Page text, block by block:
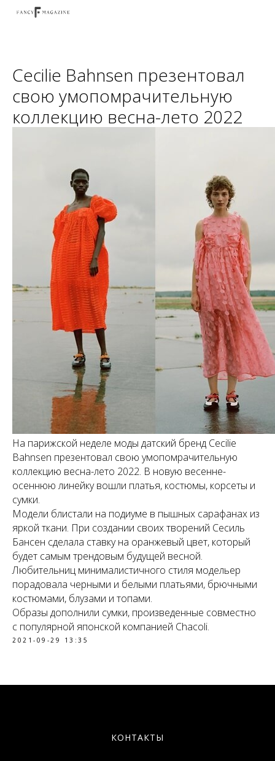
Cecilie Bahnsen презентовал
свою умопомрачительную
коллекцию весна-лето 2022
На парижской неделе моды датский бренд Cecilie
Bahnsen презентовал свою умопомрачительную
коллекцию весна-лето 2022. В новую весенне-
осеннюю линейку вошли платья, костюмы, корсеты и
сумки.
Модели блистали на подиуме в пышных сарафанах из
яркой ткани. При создании своих творений Сесиль
Бансен сделала ставку на оранжевый цвет, который
будет самым трендовым будущей весной.
Любительниц минималистичного стиля модельер
порадовала черными и белыми платьями, брючными
костюмами, блузами и топами.
Образы дополнили сумки, произведенные совместно
с популярной японской компанией Chacoli.
2021-09-29 13:35
КОНТАКТЫ